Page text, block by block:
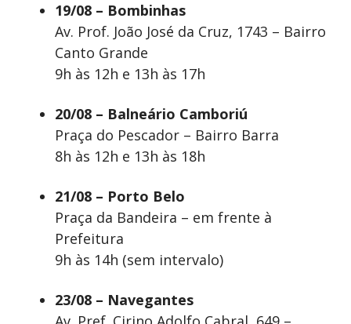
19/08 – Bombinhas
Av. Prof. João José da Cruz, 1743 – Bairro
Canto Grande
9h às 12h e 13h às 17h
20/08 – Balneário Camboriú
Praça do Pescador – Bairro Barra
8h às 12h e 13h às 18h
21/08 – Porto Belo
Praça da Bandeira – em frente à
Prefeitura
9h às 14h (sem intervalo)
23/08 – Navegantes